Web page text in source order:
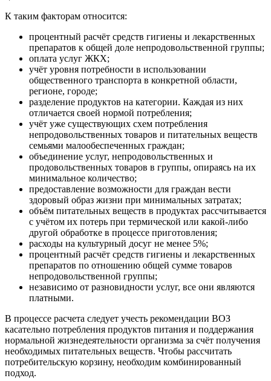
К таким факторам относится:
процентный расчёт средств гигиены и лекарственных
препаратов к общей доле непродовольственной группы;
оплата услуг ЖКХ;
учёт уровня потребности в использовании
общественного транспорта в конкретной области,
регионе, городе;
разделение продуктов на категории. Каждая из них
отличается своей нормой потребления;
учёт уже существующих схем потребления
непродовольственных товаров и питательных веществ
семьями малообеспеченных граждан;
объединение услуг, непродовольственных и
продовольственных товаров в группы, опираясь на их
минимальное количество;
предоставление возможности для граждан вести
здоровый образ жизни при минимальных затратах;
объём питательных веществ в продуктах рассчитывается
с учётом их потерь при термической или какой-либо
другой обработке в процессе приготовления;
расходы на культурный досуг не менее 5%;
процентный расчёт средств гигиены и лекарственных
препаратов по отношению общей сумме товаров
непродовольственной группы;
независимо от разновидности услуг, все они являются
платными.
В процессе расчета следует учесть рекомендации ВОЗ
касательно потребления продуктов питания и поддержания
нормальной жизнедеятельности организма за счёт получения
необходимых питательных веществ. Чтобы рассчитать
потребительскую корзину, необходим комбинированный
подход.